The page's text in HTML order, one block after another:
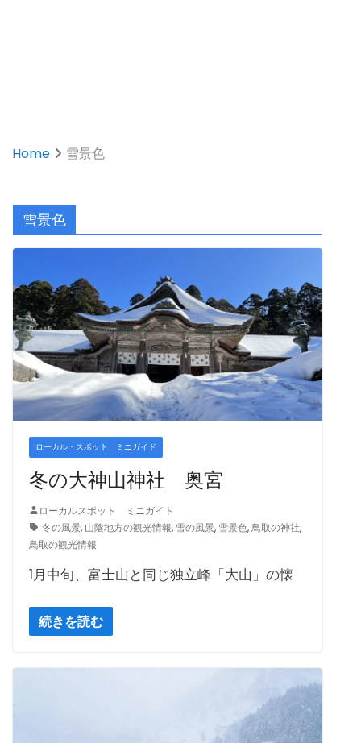
Home 雪景色
雪景色
ローカル・スポット ミニガイド
冬の大神山神社 奥宮
ローカルスポット ミニガイド
冬の風景, 山陰地方の観光情報, 雪の風景, 雪景色,鳥取の神社,
鳥取の観光情報
1月中旬、富士山と同じ独立峰「大山」の懐
続きを読む